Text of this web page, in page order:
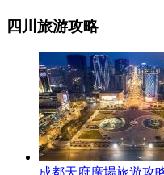
四川旅游攻略
成都天府廣場旅遊攻